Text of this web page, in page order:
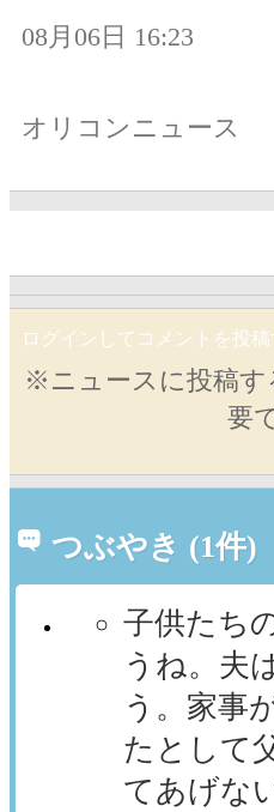
08月06日 16:23
オリコンニュース
ログインしてコメントを投稿
※ニュースに投稿
要
つぶやき (1件)
子供たち
うね。夫
う。家事
たとして
てあげな